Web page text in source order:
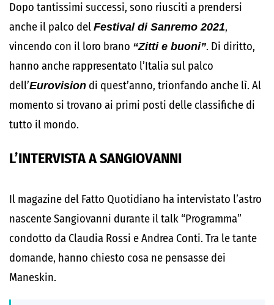
Dopo tantissimi successi, sono riusciti a prendersi
anche il palco delFestival di Sanremo 2021,
vincendo con il loro brano “Zitti e buoni”. Di diritto,
hanno anche rappresentato l’Italia sul palco
dell’Eurovision di quest’anno, trionfando anche lì. Al
momento si trovano ai primi posti delle classifiche di
tutto il mondo.
L’INTERVISTA A SANGIOVANNI
Il magazine del Fatto Quotidiano ha intervistato l’astro
nascente Sangiovanni durante il talk “Programma”
condotto da Claudia Rossi e Andrea Conti. Tra le tante
domande, hanno chiesto cosa ne pensasse dei
Maneskin.